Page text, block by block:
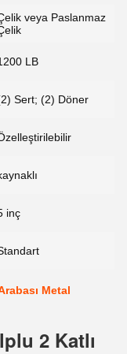
veya Paslanmaz
LB
Sert; (2) Döner
inç
Metal
2 Katlı